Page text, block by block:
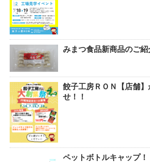
みまつ食品新商品のご紹
餃子工房ＲＯＮ【店舗】
せ！！
ペットボトルキャップ！